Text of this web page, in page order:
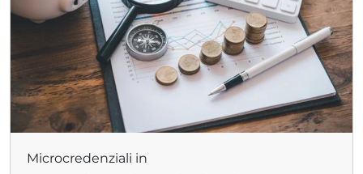
Microcredenziali in